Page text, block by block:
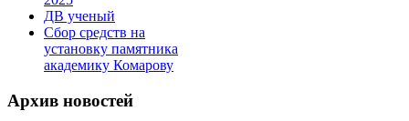
ДВ ученый
Сбор средств на
установку памятника
академику Комарову
Архив новостей